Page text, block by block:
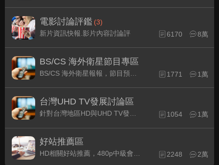
電影討論評鑑 (3)
新片資訊快報.影片內容討論評
6170 8萬
BS/CS 海外衛星節目專區
1771 1萬
台灣UHD TV發展討論區
1054 1萬
好站推薦區
HD相關好站推薦，480p中級會員以上限定 2248 2萬